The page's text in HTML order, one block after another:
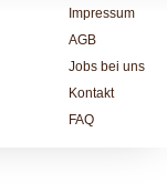
Impressum
AGB
Jobs bei uns
Kontakt
FAQ